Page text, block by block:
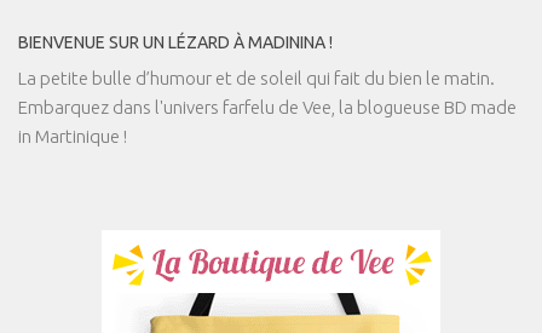
BIENVENUE SUR UN LÉZARD À MADININA !
La petite bulle d’humour et de soleil qui fait du bien le matin.
Embarquez dans l'univers farfelu de Vee, la blogueuse BD made
in Martinique !